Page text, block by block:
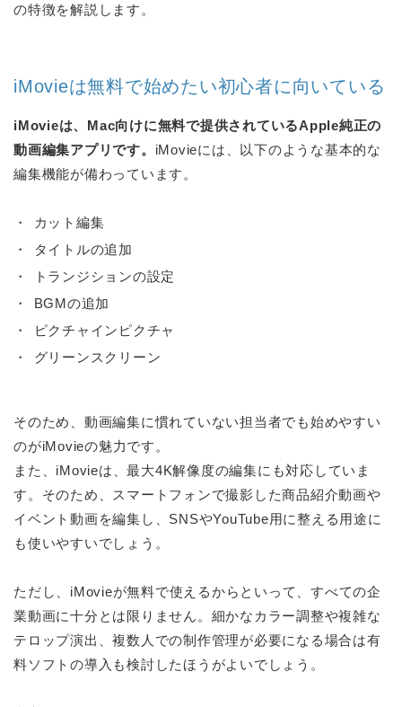
の特徴を解説します。
iMovieは無料で始めたい初心者に向いている
iMovieは、Mac向けに無料で提供されているApple純正の
動画編集アプリです。 iMovieには、以下のような基本的な
編集機能が備わっています。
カット編集
タイトルの追加
トランジションの設定
BGMの追加
ピクチャインピクチャ
グリーンスクリーン
そのため、動画編集に慣れていない担当者でも始めやすい
のがiMovieの魅力です。
また、iMovieは、最大4K解像度の編集にも対応していま
す。そのため、スマートフォンで撮影した商品紹介動画や
イベント動画を編集し、SNSやYouTube用に整える用途に
も使いやすいでしょう。
ただし、iMovieが無料で使えるからといって、すべての企
業動画に十分とは限りません。細かなカラー調整や複雑な
テロップ演出、複数人での制作管理が必要になる場合は有
料ソフトの導入も検討したほうがよいでしょう。